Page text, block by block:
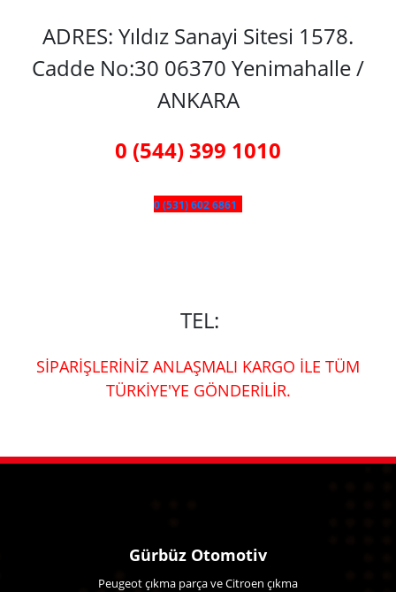
ADRES: Yıldız Sanayi Sitesi 1578.
Cadde No:30 06370 Yenimahalle /
ANKARA
0 (544) 399 1010
0 (531) 602 6861
TEL:
SİPARİŞLERİNİZ ANLAŞMALI KARGO İLE TÜM
TÜRKİYE'YE GÖNDERİLİR.
Gürbüz Otomotiv
Peugeot çıkma parça ve Citroen çıkma